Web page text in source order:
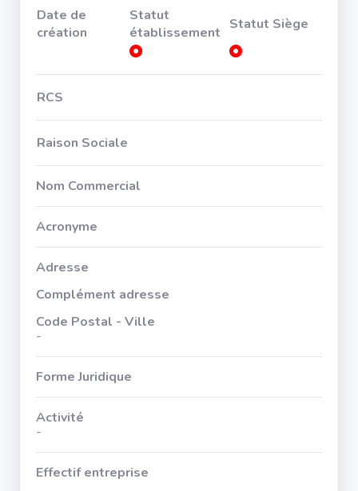
Date de
création
Statut
établissement Statut Siège
RCS
Raison Sociale
Nom Commercial
Acronyme
Adresse
Complément adresse
Code Postal - Ville
-
Forme Juridique
Activité
-
Effectif entreprise